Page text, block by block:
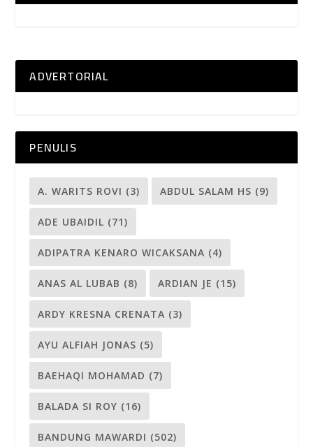
ADVERTORIAL
PENULIS
A. WARITS ROVI (3) ABDUL SALAM HS (9)
ADE UBAIDIL (71)
ADIPATRA KENARO WICAKSANA (4)
ANAS AL LUBAB (8) ARDIAN JE (15)
ARDY KRESNA CRENATA (3)
AYU ALFIAH JONAS (5)
BAEHAQI MOHAMAD (7)
BALADA SI ROY (16)
BANDUNG MAWARDI (502)